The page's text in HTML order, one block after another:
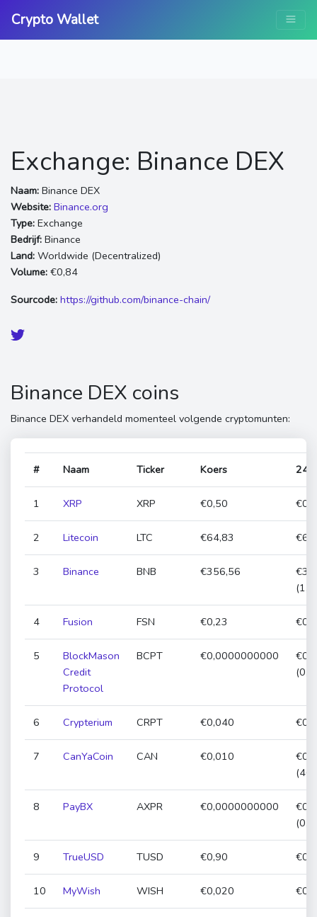
Crypto Wallet
Exchange: Binance DEX
Naam: Binance DEX
Website: Binance.org
Type: Exchange
Bedrijf: Binance
Land: Worldwide (Decentralized)
Volume: €0,84
Sourcode: https://github.com/binance-chain/
Binance DEX coins
Binance DEX verhandeld momenteel volgende cryptomunten:
# Naam Ticker Koers 24h
1 XRP XRP €0,50
2 Litecoin LTC €64,83
3 Binance BNB €356,56
4 Fusion FSN €0,23
5
BlockMason
Credit
Protocol
BCPT €0,0000000000
6 Crypterium CRPT €0,040
7 CanYaCoin CAN €0,010
8 PayBX AXPR €0,0000000000
9 TrueUSD TUSD €0,90
10 MyWish WISH €0,020